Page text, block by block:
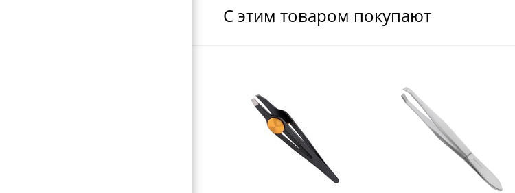
Cлайдер дизайн для ногтей
Ygyy198
Cлайдер дизайн для ногтей
Fam011BlS
С этим товаром покупают